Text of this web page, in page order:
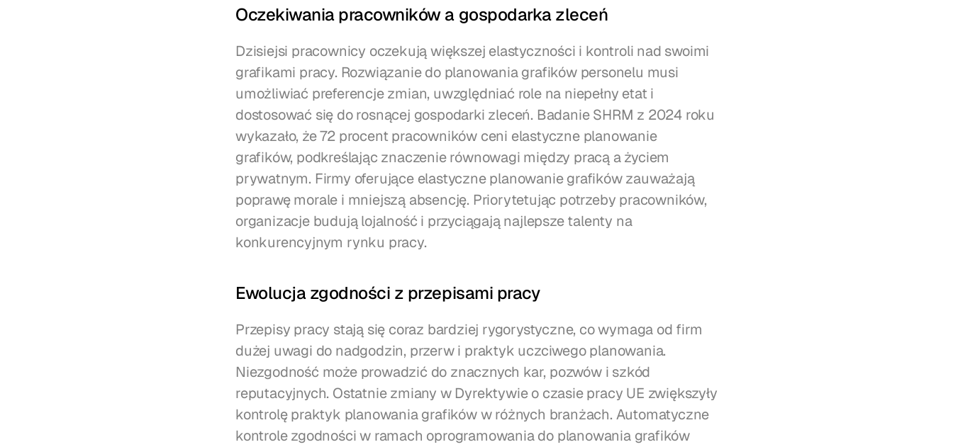
Oczekiwania pracowników a gospodarka zleceń
Dzisiejsi pracownicy oczekują większej elastyczności i kontroli nad swoimi
grafikami pracy. Rozwiązanie do planowania grafików personelu musi
umożliwiać preferencje zmian, uwzględniać role na niepełny etat i
dostosować się do rosnącej gospodarki zleceń. Badanie SHRM z 2024 roku
wykazało, że 72 procent pracowników ceni elastyczne planowanie
grafików, podkreślając znaczenie równowagi między pracą a życiem
prywatnym. Firmy oferujące elastyczne planowanie grafików zauważają
poprawę morale i mniejszą absencję. Priorytetując potrzeby pracowników,
organizacje budują lojalność i przyciągają najlepsze talenty na
konkurencyjnym rynku pracy.
Ewolucja zgodności z przepisami pracy
Przepisy pracy stają się coraz bardziej rygorystyczne, co wymaga od firm
dużej uwagi do nadgodzin, przerw i praktyk uczciwego planowania.
Niezgodność może prowadzić do znacznych kar, pozwów i szkód
reputacyjnych. Ostatnie zmiany w Dyrektywie o czasie pracy UE zwiększyły
kontrolę praktyk planowania grafików w różnych branżach. Automatyczne
kontrole zgodności w ramach oprogramowania do planowania grafików